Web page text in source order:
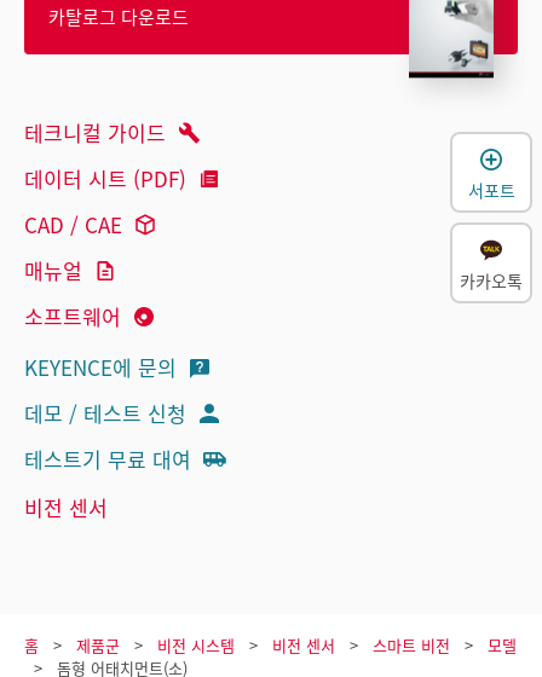
카탈로그 다운로드
테크니컬 가이드
데이터 시트 (PDF)
CAD / CAE
매뉴얼
소프트웨어
KEYENCE에 문의
데모 / 테스트 신청
테스트기 무료 대여
비전 센서
홈 제품군 비전 시스템 비전 센서 스마트 비전
모델
돔형 어태치먼트(소)
서포트
카카오톡